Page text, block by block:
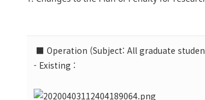
■ Operation (Subject: All graduate
- Existing :